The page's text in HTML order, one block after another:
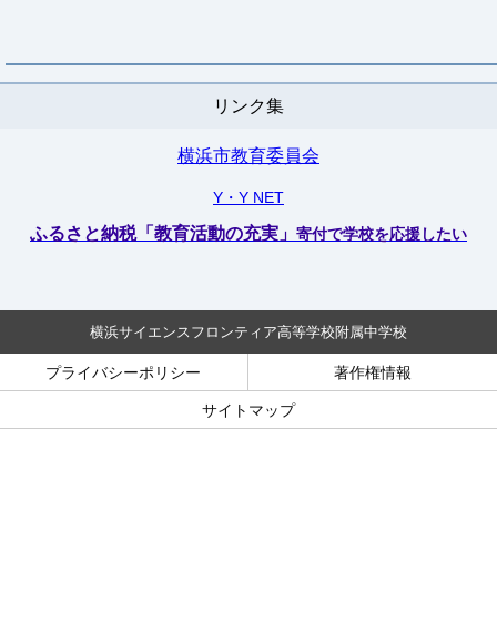
リンク集
横浜市教育委員会
Y・Y NET
ふるさと納税「教育活動の充実」 寄付で学校を応援したい
横浜サイエンスフロンティア高等学校附属中学校
プライバシーポリシー 著作権情報
サイトマップ